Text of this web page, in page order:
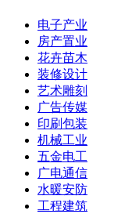
电子产业
房产置业
花卉苗木
装修设计
艺术雕刻
广告传媒
印刷包装
机械工业
五金电工
广电通信
水暖安防
工程建筑